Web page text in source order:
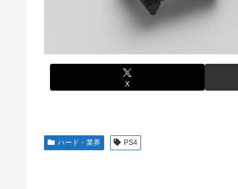
【ウマ娘】セイちゃんの攻撃力を見よ！！！
【画像】島田フミカネ先生、ひたすらエッチな絵
【画像あり】ワイ、今更SSSS.GRIDMANを観賞
【バンダイ】「食玩」「プライズ」「ガシャポン
【画像】令和最新版のあのちゃん、可愛過ぎてワ
ジャグラーやってる奴ってヤバいの多すぎじゃね？
今季もタイトル獲得を目指すFC町田ゼルビア黒田
X
ハード・業界 PS4